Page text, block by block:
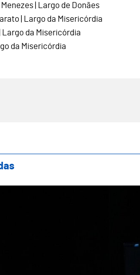
| Largo de Donães
| Largo da Misericórdia
Largo da Misericórdia
da Misericórdia